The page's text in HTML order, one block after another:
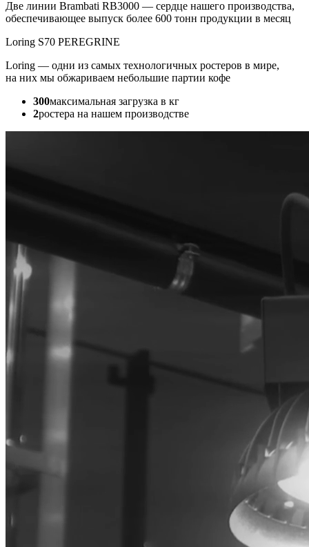
Две линии Brambati RB3000 — сердце нашего производства,
обеспечивающее выпуск более 600 тонн продукции в месяц
Loring S70 PEREGRINE
Loring — одни из самых технологичных ростеров в мире,
на них мы обжариваем небольшие партии кофе
300максимальная загрузка в кг
2ростера на нашем производстве